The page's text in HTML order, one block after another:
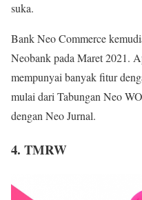
suka.
Bank Neo Commerce
Neobank pada Maret 2021.
mempunyai banyak fitur
mulai dari Tabungan Neo
dengan Neo Jurnal.
4. TMRW